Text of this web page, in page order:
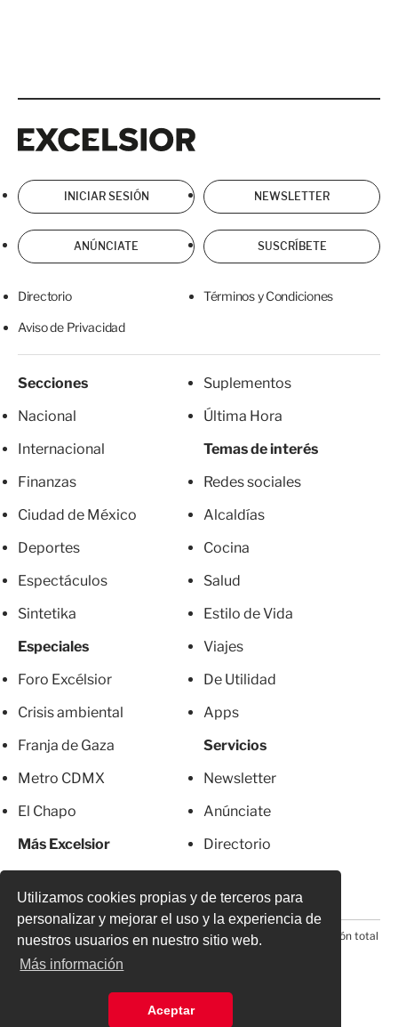
Utilizamos cookies propias y de terceros para
personalizar y mejorar el uso y la experiencia de
nuestros usuarios en nuestro sitio web.
Más información
Aceptar
INICIAR SESIÓN NEWSLETTER
ANÚNCIATE SUSCRÍBETE
Directorio Términos y Condiciones
Aviso de Privacidad
Secciones
Nacional
Internacional
Finanzas
Ciudad de México
Deportes
Espectáculos
Sintetika
Especiales
Foro Excélsior
Crisis ambiental
Franja de Gaza
Metro CDMX
El Chapo
Más Excelsior
Suplementos
Última Hora
Temas de interés
Redes sociales
Alcaldías
Cocina
Salud
Estilo de Vida
Viajes
De Utilidad
Apps
Servicios
Newsletter
Anúnciate
Directorio
© 2026 Todos los derechos reservados. Prohibida la reproducción total
o parcial, incluyendo cualquier medio electrónico*